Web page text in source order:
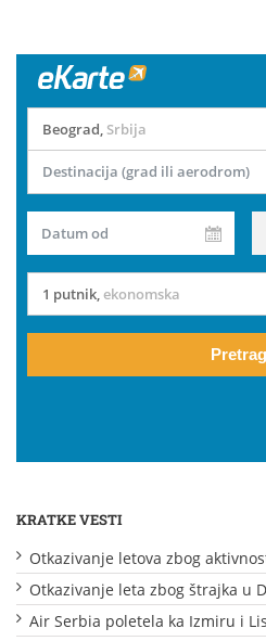
Beograd, Srbija
Destinacija (grad ili aerodrom)
Datum od
1 putnik,ekonomska
KRATKE VESTI
Otkazivanje letova zbog
Otkazivanje leta zbog štrajka u
Air Serbia poletela ka Izmiru i